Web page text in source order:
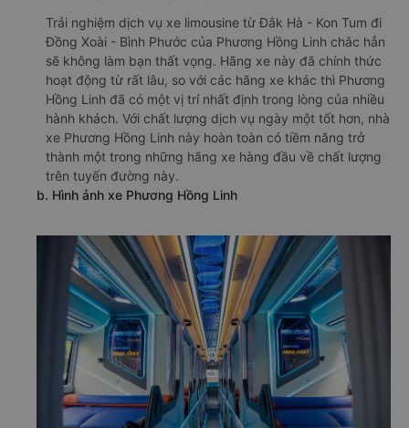
Trải nghiệm dịch vụ xe limousine từ Đắk Hà - Kon Tum đi
Đồng Xoài - Bình Phước của Phương Hồng Linh chắc hẳn
sẽ không làm bạn thất vọng. Hãng xe này đã chính thức
hoạt động từ rất lâu, so với các hãng xe khác thì Phương
Hồng Linh đã có một vị trí nhất định trong lòng của nhiều
hành khách. Với chất lượng dịch vụ ngày một tốt hơn, nhà
xe Phương Hồng Linh này hoàn toàn có tiềm năng trở
thành một trong những hãng xe hàng đầu về chất lượng
trên tuyến đường này.
b. Hình ảnh xe Phương Hồng Linh